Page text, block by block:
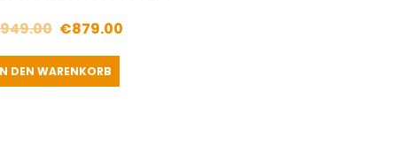
949.00 Ursprünglicher
Preis
war:
€879.00
DEN WARENKORB